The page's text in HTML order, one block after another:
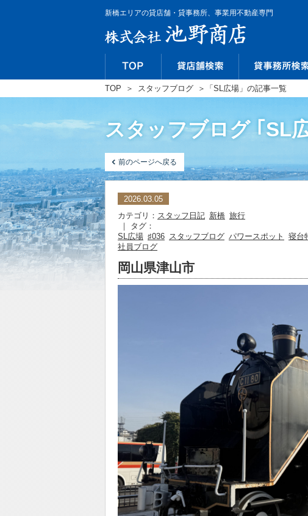
新橋エリアの貸店舗・貸事務所、事業用不動産専門
TOP ＞ スタッフブログ ＞ 「SL広場」の記事一覧
スタッフブログ ｢SL
前のページへ戻る
2026.03.05
カテゴリ： スタッフ日記 新橋 旅行
｜ タグ：
SL広場 ♯036 スタッフブログ パワースポット 寝台
社員ブログ
岡山県津山市